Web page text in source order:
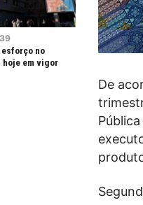
no
hoje em vigor
De